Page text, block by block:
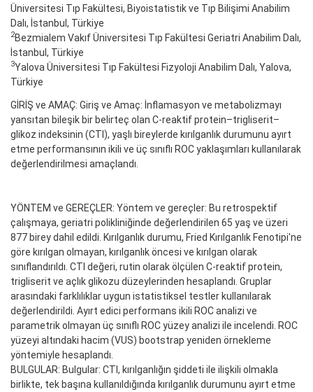
Üniversitesi Tıp Fakültesi, Biyoistatistik ve Tıp Bilişimi Anabilim
Dalı, İstanbul, Türkiye
2Bezmialem Vakıf Üniversitesi Tıp Fakültesi Geriatri Anabilim Dalı,
İstanbul, Türkiye
3Yalova Üniversitesi Tıp Fakültesi Fizyoloji Anabilim Dalı, Yalova,
Türkiye
GİRİŞ ve AMAÇ: Giriş ve Amaç: İnflamasyon ve metabolizmayı
yansıtan bileşik bir belirteç olan C-reaktif protein–trigliserit–
glikoz indeksinin (CTI), yaşlı bireylerde kırılganlık durumunu ayırt
etme performansının ikili ve üç sınıflı ROC yaklaşımları kullanılarak
değerlendirilmesi amaçlandı.
YÖNTEM ve GEREÇLER: Yöntem ve gereçler: Bu retrospektif
çalışmaya, geriatri polikliniğinde değerlendirilen 65 yaş ve üzeri
877 birey dahil edildi. Kırılganlık durumu, Fried Kırılganlık Fenotipi'ne
göre kırılgan olmayan, kırılganlık öncesi ve kırılgan olarak
sınıflandırıldı. CTI değeri, rutin olarak ölçülen C-reaktif protein,
trigliserit ve açlık glikozu düzeylerinden hesaplandı. Gruplar
arasındaki farklılıklar uygun istatistiksel testler kullanılarak
değerlendirildi. Ayırt edici performans ikili ROC analizi ve
parametrik olmayan üç sınıflı ROC yüzey analizi ile incelendi. ROC
yüzeyi altındaki hacim (VUS) bootstrap yeniden örnekleme
yöntemiyle hesaplandı.
BULGULAR: Bulgular: CTI, kırılganlığın şiddeti ile ilişkili olmakla
birlikte, tek başına kullanıldığında kırılganlık durumunu ayırt etme